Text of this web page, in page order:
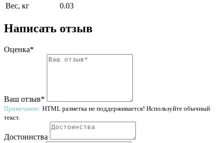
Вес, кг
0.03
Написать отзыв
Оценка*
Ваш отзыв*
Примечание: HTML разметка не поддерживается! Используйте обычный
текст.
Достоинства